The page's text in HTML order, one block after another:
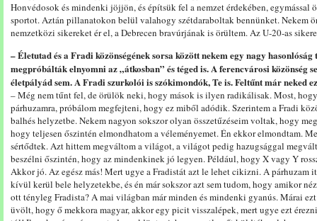
Honvédosok és mindenki jöjjön, és építsük fel a nemzet érdekében, egymással
sportot. Aztán pillanatokon belül valahogy szétdaraboltak bennünket. Nekem
nemzetközi sikereket ér el, a Debrecen bravúrjának is örültem. Az U-20-as
– Életutad és a Fradi közönségének sorsa között nekem egy nagy
megpróbálták elnyomni az „átkosban” és téged is. A ferencvárosi közönség
életpályád sem. A Fradi szurkolói is szókimondók, Te is. Feltűnt már neked
– Még nem tűnt fel, de örülök neki, hogy mások is ilyen radikálisak. Most,
párhuzamra, próbálom megfejteni, hogy ez miből adódik. Szerintem a Fradi
balhés helyzetbe. Nekem nagyon sokszor olyan összetűzéseim voltak, hogy
hogy teljesen őszintén elmondhatom a véleményemet. Én ekkor elmondtam.
sértődtek. Azt hittem megváltom a világot, a világot pedig hazugsággal
beszélni őszintén, hogy az mindenkinek jó legyen. Például, hogy X vagy Y
Akkor jó. Az egész más! Mert ugye a Fradistát azt le lehet cikizni. A párhuzam
kívül kerül bele helyzetekbe, és én már sokszor azt sem tudom, hogy amikor
ott tényleg Fradista? A mai világban már minden és mindenki gyanús. Márai
üvölt, hogy ő mekkora magyar, akkor egy picit visszalépek, mert ugye ezt